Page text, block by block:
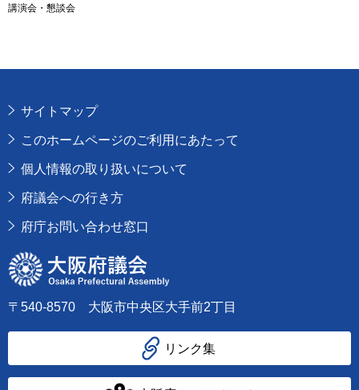
講演会・懇談会
サイトマップ
このホームページのご利用にあたって
個人情報の取り扱いについて
府議会への行き方
府庁お問い合わせ窓口
大阪府議会
〒540-8570 大阪市中央区大手前2丁目
リンク集